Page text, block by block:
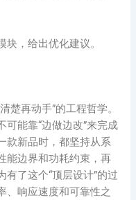
，给出优化建议。
楚再动手”的工程哲学。
能靠“边做边改”来完成
款新品时，都坚持从系
能边界和功耗约束，再
了这个“顶层设计”的过
、响应速度和可靠性之